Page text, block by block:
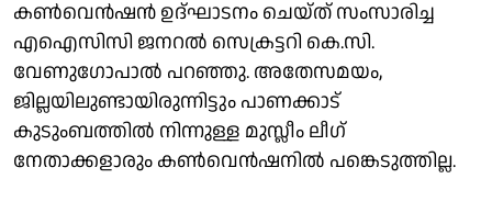
കൺവെൻഷൻ ഉദ്ഘാടനം ചെയ്ത് സംസാരിച്ച
എഐസിസി ജനറല്‍ സെക്രട്ടറി കെ.സി.
വേണുഗോപാല്‍ പറഞ്ഞു. അതേസമയം,
ജില്ലയിലുണ്ടായിരുന്നിട്ടും പാണക്കാട്
കുടുംബത്തിൽ നിന്നുള്ള മുസ്ലീം ലീഗ്
നേതാക്കളാരും കൺവെൻഷനിൽ പങ്കെടുത്തില്ല.